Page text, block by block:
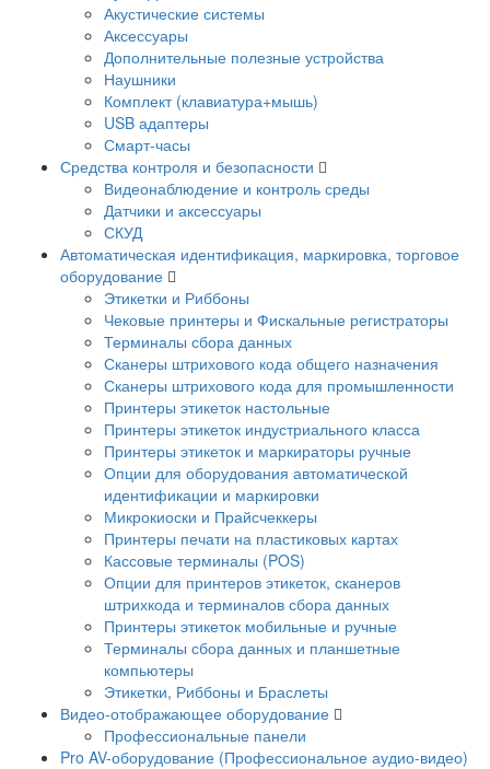
Акустические системы
Аксессуары
Дополнительные полезные устройства
Наушники
Комплект (клавиатура+мышь)
USB адаптеры
Смарт-часы
Средства контроля и безопасности
Видеонаблюдение и контроль среды
Датчики и аксессуары
СКУД
Автоматическая идентификация, маркировка, торговое
оборудование
Этикетки и Риббоны
Чековые принтеры и Фискальные регистраторы
Терминалы сбора данных
Сканеры штрихового кода общего назначения
Сканеры штрихового кода для промышленности
Принтеры этикеток настольные
Принтеры этикеток индустриального класса
Принтеры этикеток и маркираторы ручные
Опции для оборудования автоматической
идентификации и маркировки
Микрокиоски и Прайсчеккеры
Принтеры печати на пластиковых картах
Кассовые терминалы (POS)
Опции для принтеров этикеток, сканеров
штрихкода и терминалов сбора данных
Принтеры этикеток мобильные и ручные
Терминалы сбора данных и планшетные
компьютеры
Этикетки, Риббоны и Браслеты
Видео-отображающее оборудование
Профессиональные панели
Pro AV-оборудование (Профессиональное аудио-видео)